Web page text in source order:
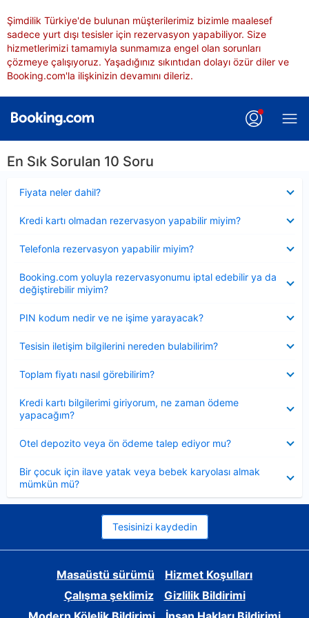
Şimdilik Türkiye'de bulunan müşterilerimiz bizimle maalesef
sadece yurt dışı tesisler için rezervasyon yapabiliyor. Size
hizmetlerimizi tamamıyla sunmamıza engel olan sorunları
çözmeye çalışıyoruz. Yaşadığınız sıkıntıdan dolayı özür diler ve
Booking.com'la ilişkinizin devamını dileriz.
En Sık Sorulan 10 Soru
Fiyata neler dahil?
Kredi kartı olmadan rezervasyon yapabilir miyim?
Telefonla rezervasyon yapabilir miyim?
Booking.com yoluyla rezervasyonumu iptal edebilir ya da
değiştirebilir miyim?
PIN kodum nedir ve ne işime yarayacak?
Tesisin iletişim bilgilerini nereden bulabilirim?
Toplam fiyatı nasıl görebilirim?
Kredi kartı bilgilerimi giriyorum, ne zaman ödeme
yapacağım?
Otel depozito veya ön ödeme talep ediyor mu?
Bir çocuk için ilave yatak veya bebek karyolası almak
mümkün mü?
Tesisinizi kaydedin
Masaüstü sürümü
Hizmet Koşulları
Çalışma şeklimiz
Gizlilik Bildirimi